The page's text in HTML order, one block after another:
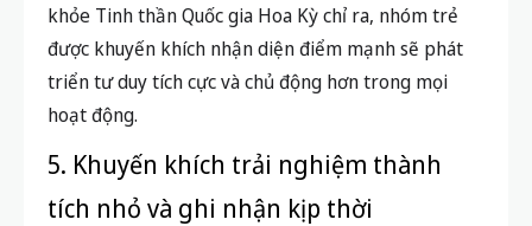
khỏe Tinh thần Quốc gia Hoa Kỳ chỉ ra, nhóm trẻ
được khuyến khích nhận diện điểm mạnh sẽ phát
triển tư duy tích cực và chủ động hơn trong mọi
hoạt động.
5. Khuyến khích trải nghiệm thành
tích nhỏ và ghi nhận kịp thời